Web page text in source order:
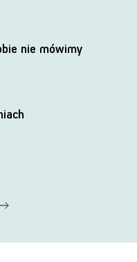
nie mówimy